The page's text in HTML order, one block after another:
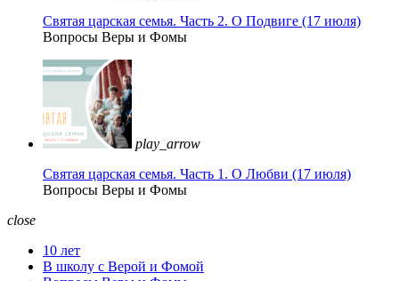
Святая царская семья. Часть 2. О Подвиге (17 июля)
Вопросы Веры и Фомы
play_arrow
Святая царская семья. Часть 1. О Любви (17 июля)
Вопросы Веры и Фомы
close
10 лет
В школу с Верой и Фомой